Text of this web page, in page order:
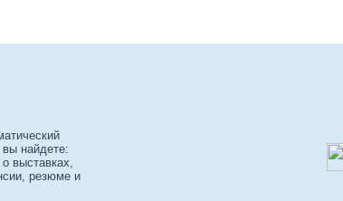
найдете:
выставках,
резюме и